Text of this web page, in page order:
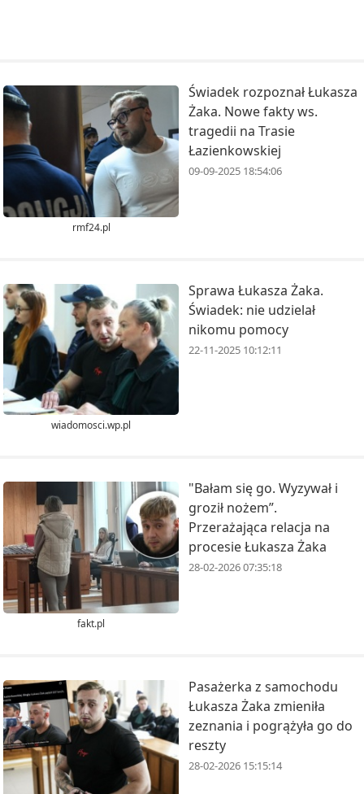
rmf24.pl
Świadek rozpoznał Łukasza
Żaka. Nowe fakty ws.
tragedii na Trasie
Łazienkowskiej
09-09-2025 18:54:06
wiadomosci.wp.pl
Sprawa Łukasza Żaka.
Świadek: nie udzielał
nikomu pomocy
22-11-2025 10:12:11
fakt.pl
"Bałam się go. Wyzywał i
groził nożem”.
Przerażająca relacja na
procesie Łukasza Żaka
28-02-2026 07:35:18
Pasażerka z samochodu
Łukasza Żaka zmieniła
zeznania i pogrążyła go do
reszty
28-02-2026 15:15:14